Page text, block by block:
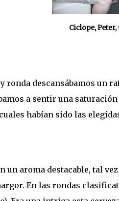
Ciclope,
ronda descansábamos un
a sentir una
habían sido las
un aroma destacable, tal
En las rondas